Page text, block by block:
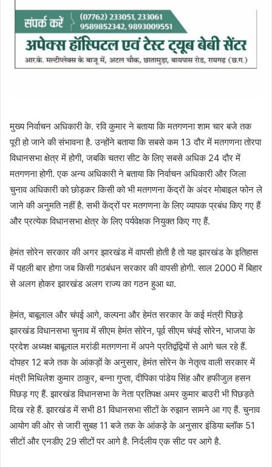
मुख्य निर्वाचन अधिकारी के. रवि कुमार ने बताया कि मतगणना शाम चार बजे तक
पूरी हो जाने की संभावना है. उन्होंने बताया कि सबसे कम 13 दौर में मतगणना तोरपा
विधानसभा क्षेत्र में होगी, जबकि चतरा सीट के लिए सबसे अधिक 24 दौर में
मतगणना होगी. एक अन्य अधिकारी ने बताया कि निर्वाचन अधिकारी और जिला
चुनाव अधिकारी को छोड़कर किसी को भी मतगणना केंद्रों के अंदर मोबाइल फोन ले
जाने की अनुमति नहीं है. सभी केंद्रों पर मतगणना के लिए व्यापक प्रबंध किए गए हैं
और प्रत्येक विधानसभा क्षेत्र के लिए पर्यवेक्षक नियुक्त किए गए हैं.
हेमंत सोरेन सरकार की अगर झारखंड में वापसी होती है तो यह झारखंड के इतिहास
में पहली बार होगा जब किसी गठबंधन सरकार की वापसी होगी. साल 2000 में बिहार
से अलग होकर झारखंड अलग राज्य का गठन हुआ था.
हेमंत, बाबूलाल और चंपई आगे, कल्पना और हेमंत सरकार के कई मंत्री पिछड़े
झारखंड विधानसभा चुनाव में सीएम हेमंत सोरेन, पूर्व सीएम चंपई सोरेन, भाजपा के
प्रदेश अध्यक्ष बाबूलाल मरांडी मतगणना में अपने प्रतिद्वंद्वियों से आगे चल रहे हैं.
दोपहर 12 बजे तक के आंकड़ों के अनुसार, हेमंत सोरेन के नेतृत्व वाली सरकार में
मंत्री मिथिलेश कुमार ठाकुर, बन्ना गुप्ता, दीपिका पांडेय सिंह और हफीजुल हसन
पिछड़ गए हैं. झारखंड विधानसभा के नेता प्रतिपक्ष अमर कुमार बाउरी भी पिछड़ते
दिख रहे हैं. झारखंड में सभी 81 विधानसभा सीटों के रुझान सामने आ गए हैं. चुनाव
आयोग की ओर से जारी सुबह 11 बजे तक के आंकड़े के अनुसार इंडिया ब्लॉक 51
सीटों और एनडीए 29 सीटों पर आगे है. निर्दलीय एक सीट पर आगे है.